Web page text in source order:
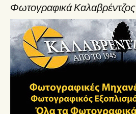
Φωτογραφικά Καλαβρέντζος